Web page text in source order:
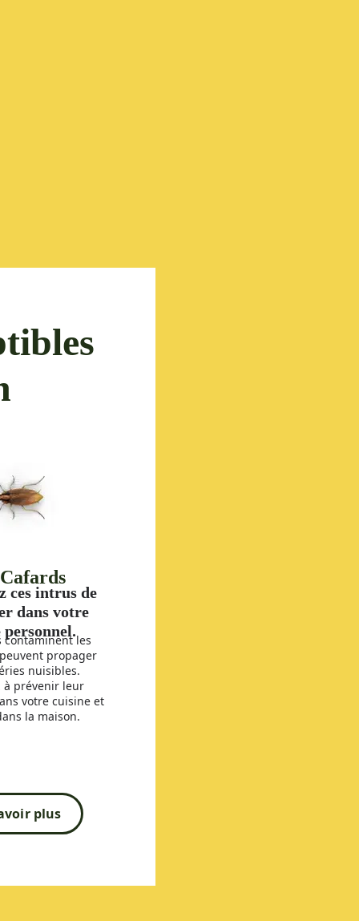
ces intrus de
dans votre
personnel.
contaminent les
propager
nuisibles.
à prévenir leur
votre cuisine et
la maison.​
plus